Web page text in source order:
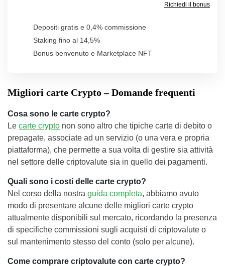
Depositi gratis e 0,4% commissione
Staking fino al 14,5%
Bonus benvenuto e Marketplace NFT
Richiedi il bonus
Migliori carte Crypto – Domande frequenti
Cosa sono le carte crypto?
Le carte crypto non sono altro che tipiche carte di debito o
prepagate, associate ad un servizio (o una vera e propria
piattaforma), che permette a sua volta di gestire sia attività
nel settore delle criptovalute sia in quello dei pagamenti.
Quali sono i costi delle carte crypto?
Nel corso della nostra guida completa, abbiamo avuto
modo di presentare alcune delle migliori carte crypto
attualmente disponibili sul mercato, ricordando la presenza
di specifiche commissioni sugli acquisti di criptovalute o
sul mantenimento stesso del conto (solo per alcune).
Come comprare criptovalute con carte crypto?